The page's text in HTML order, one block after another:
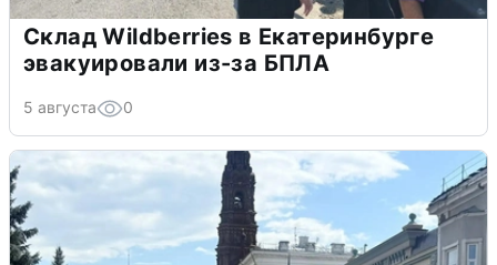
Склад Wildberries в Екатеринбурге
эвакуировали из-за БПЛА
5 августа 0